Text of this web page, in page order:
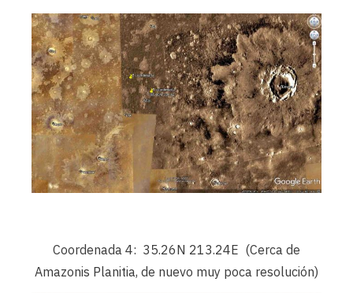
Coordenada 4: 35.26N 213.24E (Cerca de
Amazonis Planitia, de nuevo muy poca resolución)